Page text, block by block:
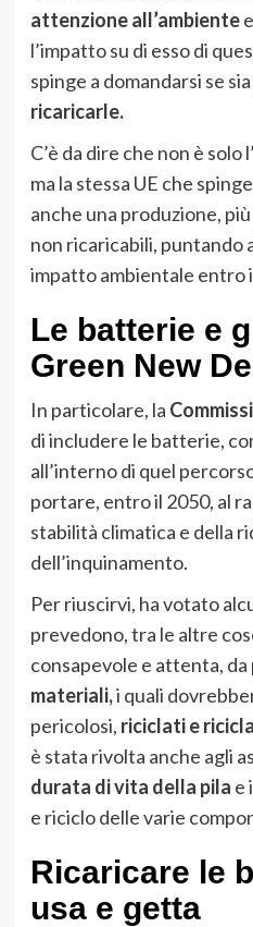
attenzione all’ambiente
l’impatto su di esso di
spinge a domandarsi se
ricaricarle.
C’è da dire che non è
ma la stessa UE che
anche una produzione,
non ricaricabili, puntando
impatto ambientale entro
Le batterie e
Green New
In particolare, la
di includere le batterie,
all’interno di quel
portare, entro il 2050, al
stabilità climatica e della
dell’inquinamento.
Per riuscirvi, ha votato
prevedono, tra le altre
consapevole e attenta,
materiali,i quali
pericolosi, riciclati e
è stata rivolta anche agli
durata di vita della pila e i
e riciclo delle varie
Ricaricare le
usa e getta